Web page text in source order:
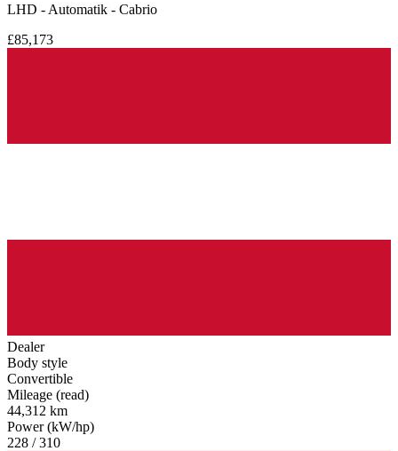
LHD - Automatik - Cabrio
£85,173
Dealer
Body style
Convertible
Mileage (read)
44,312 km
Power (kW/hp)
228 / 310